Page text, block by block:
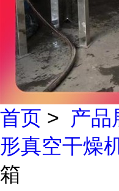
首页 > 产品
形真空干燥
箱